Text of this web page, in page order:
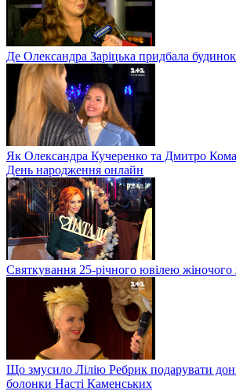
Де Олександра Заріцька придбала будинок
Як Олександра Кучеренко та Дмитро
День народження онлайн
Святкування 25-річного ювілею
Що змусило Лілію Ребрик подарувати
болонки Насті Каменських